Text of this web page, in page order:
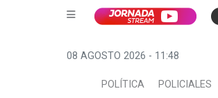
08 AGOSTO 2026 - 11:48
POLÍTICA POLICIALES